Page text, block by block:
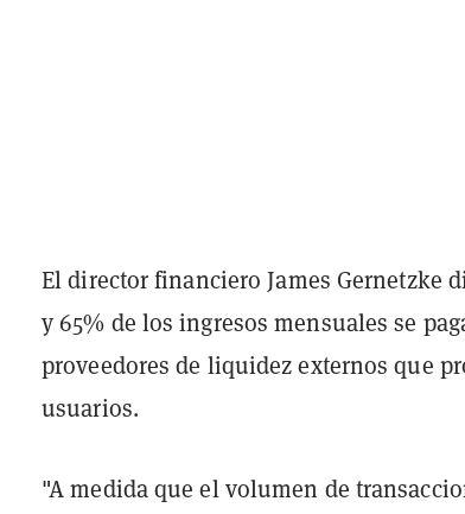
El director financiero James Gernetzke
y 65% de los ingresos mensuales se
proveedores de liquidez externos que
usuarios.
"A medida que el volumen de